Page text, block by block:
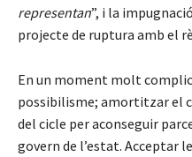
representan”, i la
projecte de ruptura amb el
En un moment molt
possibilisme; amortitzar el
del cicle per aconseguir
govern de l’estat. Acceptar